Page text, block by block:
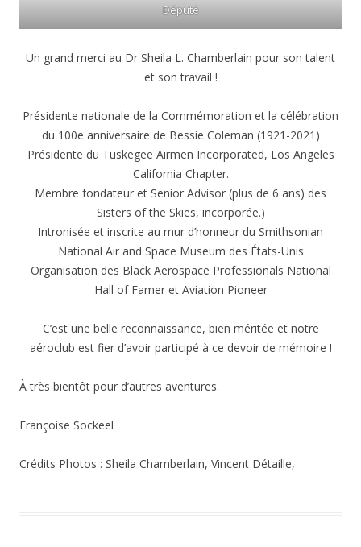
Député
Un grand merci au Dr Sheila L. Chamberlain pour son talent
et son travail !
Présidente nationale de la Commémoration et la célébration
du 100e anniversaire de Bessie Coleman (1921-2021)
Présidente du Tuskegee Airmen Incorporated, Los Angeles
California Chapter.
Membre fondateur et Senior Advisor (plus de 6 ans) des
Sisters of the Skies, incorporée.)
Intronisée et inscrite au mur d’honneur du Smithsonian
National Air and Space Museum des États-Unis
Organisation des Black Aerospace Professionals National
Hall of Famer et Aviation Pioneer
C’est une belle reconnaissance, bien méritée et notre
aéroclub est fier d’avoir participé à ce devoir de mémoire !
À très bientôt pour d’autres aventures.
Françoise Sockeel
Crédits Photos : Sheila Chamberlain, Vincent Détaille,